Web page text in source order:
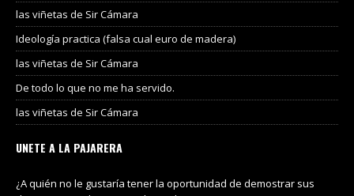
las viñetas de Sir Cámara
Ideología practica (falsa cual euro de madera)
las viñetas de Sir Cámara
De todo lo que no me ha servido.
las viñetas de Sir Cámara
UNETE A LA PAJARERA
¿A quién no le gustaría tener la oportunidad de demostrar sus